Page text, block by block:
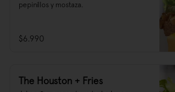
pepinillos y mostaza.
$6.990
The Houston + Fries